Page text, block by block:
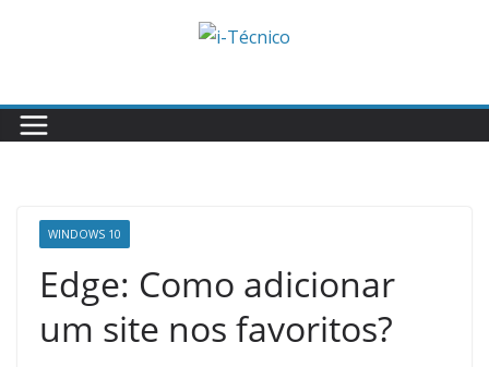
WINDOWS 10
Edge: Como adicionar
um site nos favoritos?